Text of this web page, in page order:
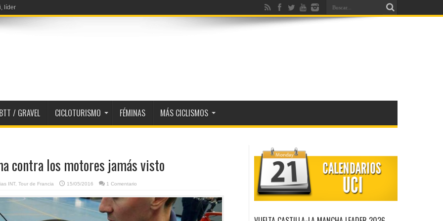
líder
BTT / GRAVEL CICLOTURISMO FÉMINAS MÁS CICLISMOS
contra los motores jamás visto
INT, Tour de Francia 15/05/2016 1 Comentario